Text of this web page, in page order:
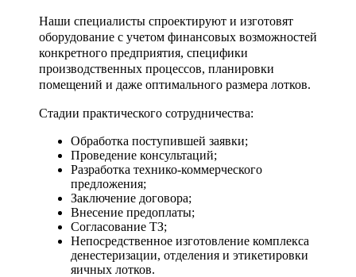
Наши специалисты спроектируют и изготовят
оборудование с учетом финансовых возможностей
конкретного предприятия, специфики
производственных процессов, планировки
помещений и даже оптимального размера лотков.
Стадии практического сотрудничества:
Обработка поступившей заявки;
Проведение консультаций;
Разработка технико-коммерческого
предложения;
Заключение договора;
Внесение предоплаты;
Согласование ТЗ;
Непосредственное изготовление комплекса
денестеризации, отделения и этикетировки
яичных лотков.